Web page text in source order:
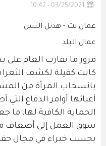
03/25/2021 - 10:42
عمان نت - هديل البس
عمال البلد
مرور ما يقارب العام على
كانت كفيلة لكشف
بانسحاب المرأة من
أعبائها أوامر الدفاع
الحماية الكافية لها،
سوق العمل إلى أضعاف
بحسب خبراء في مجال